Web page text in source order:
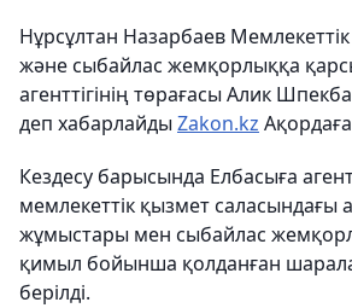
Нұрсұлтан Назарбаев Мемлекеттік
және сыбайлас жемқорлыққа
агенттігінің төрағасы Алик
деп хабарлайды Zakon.kz
Кездесу барысында Елбасыға
мемлекеттік қызмет саласындағы
жұмыстары мен сыбайлас
қимыл бойынша қолданған
берілді.